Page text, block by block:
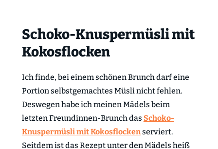
Schoko-Knuspermüsli mit
Kokosflocken
Ich finde, bei einem schönen Brunch darf eine
Portion selbstgemachtes Müsli nicht fehlen.
Deswegen habe ich meinen Mädels beim
letzten Freundinnen-Brunch das Schoko-
Knuspermüsli mit Kokosflockenserviert.
Seitdem ist das Rezept unter den Mädels heiß